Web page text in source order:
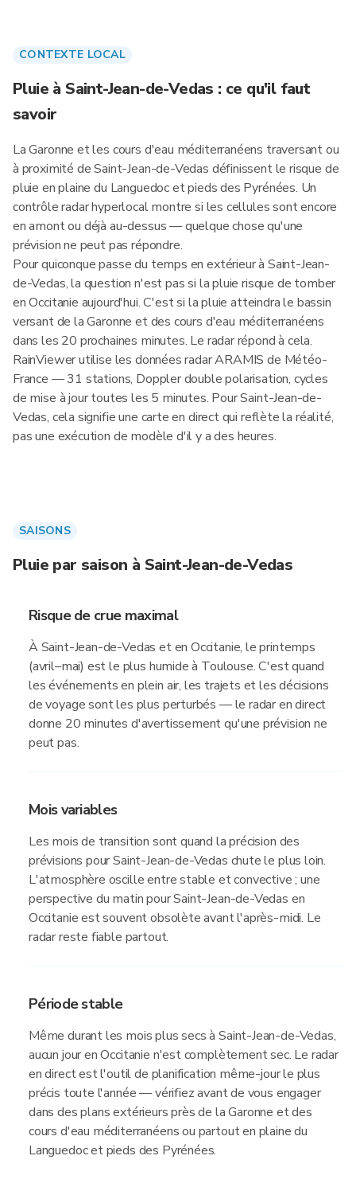
CONTEXTE LOCAL
Pluie à Saint-Jean-de-Vedas : ce qu'il faut
savoir
La Garonne et les cours d'eau méditerranéens traversant ou
à proximité de Saint-Jean-de-Vedas définissent le risque de
pluie en plaine du Languedoc et pieds des Pyrénées. Un
contrôle radar hyperlocal montre si les cellules sont encore
en amont ou déjà au-dessus — quelque chose qu'une
prévision ne peut pas répondre.
Pour quiconque passe du temps en extérieur à Saint-Jean-
de-Vedas, la question n'est pas si la pluie risque de tomber
en Occitanie aujourd'hui. C'est si la pluie atteindra le bassin
versant de la Garonne et des cours d'eau méditerranéens
dans les 20 prochaines minutes. Le radar répond à cela.
RainViewer utilise les données radar ARAMIS de Météo-
France — 31 stations, Doppler double polarisation, cycles
de mise à jour toutes les 5 minutes. Pour Saint-Jean-de-
Vedas, cela signifie une carte en direct qui reflète la réalité,
pas une exécution de modèle d'il y a des heures.
SAISONS
Pluie par saison à Saint-Jean-de-Vedas
Risque de crue maximal
À Saint-Jean-de-Vedas et en Occitanie, le printemps
(avril–mai) est le plus humide à Toulouse. C'est quand
les événements en plein air, les trajets et les décisions
de voyage sont les plus perturbés — le radar en direct
donne 20 minutes d'avertissement qu'une prévision ne
peut pas.
Mois variables
Les mois de transition sont quand la précision des
prévisions pour Saint-Jean-de-Vedas chute le plus loin.
L'atmosphère oscille entre stable et convective ; une
perspective du matin pour Saint-Jean-de-Vedas en
Occitanie est souvent obsolète avant l'après-midi. Le
radar reste fiable partout.
Période stable
Même durant les mois plus secs à Saint-Jean-de-Vedas,
aucun jour en Occitanie n'est complètement sec. Le radar
en direct est l'outil de planification même-jour le plus
précis toute l'année — vérifiez avant de vous engager
dans des plans extérieurs près de la Garonne et des
cours d'eau méditerranéens ou partout en plaine du
Languedoc et pieds des Pyrénées.